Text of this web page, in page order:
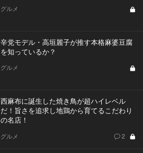
グルメ
辛党モデル・高垣麗子が推す本格麻婆豆腐
を知っているか？
グルメ
西麻布に誕生した焼き鳥が超ハイレベル
だ！旨さを追求し地鶏から育てるこだわり
の名店！
グルメ 2